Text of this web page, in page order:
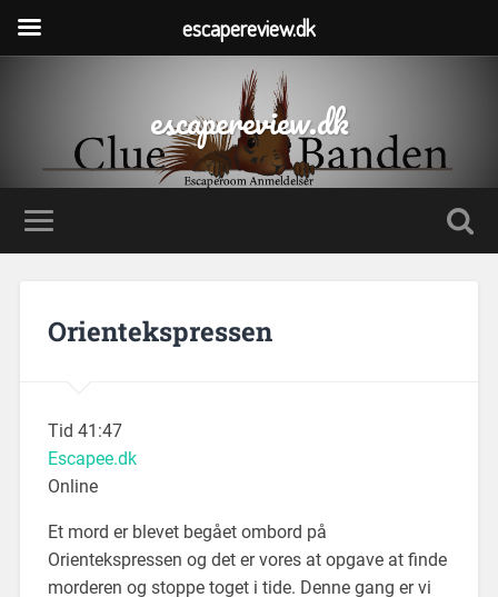
escapereview.dk
Orientekspressen
Tid 41:47
Escapee.dk
Online
Et mord er blevet begået ombord på
Orientekspressen og det er vores at opgave at finde
morderen og stoppe toget i tide. Denne gang er vi
escapereview.dk